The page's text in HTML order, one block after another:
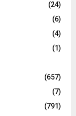
(24)
(6)
(4)
(1)
(657)
(7)
(791)